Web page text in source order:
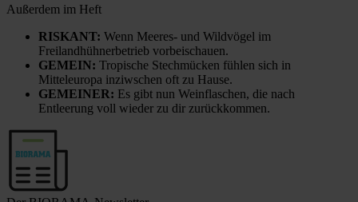
Außerdem im Heft
RISKANT: Wenn Meeres- und Wildvögel im
Freilandhühnerbetrieb vorbeischauen.
GEMEIN: Tropische Stechmücken fühlen sich in
Mitteleuropa inziwschen oft zu Hause.
GEMEINER: Es gibt nun Weinflaschen, die nach
Entleerung voll wieder zu dir zurückkommen.